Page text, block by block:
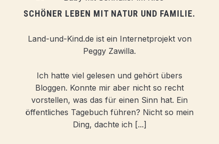
SCHÖNER LEBEN MIT NATUR UND FAMILIE.
Land-und-Kind.de ist ein Internetprojekt von
Peggy Zawilla.
Ich hatte viel gelesen und gehört übers
Bloggen. Konnte mir aber nicht so recht
vorstellen, was das für einen Sinn hat. Ein
öffentliches Tagebuch führen? Nicht so mein
Ding, dachte ich [...]